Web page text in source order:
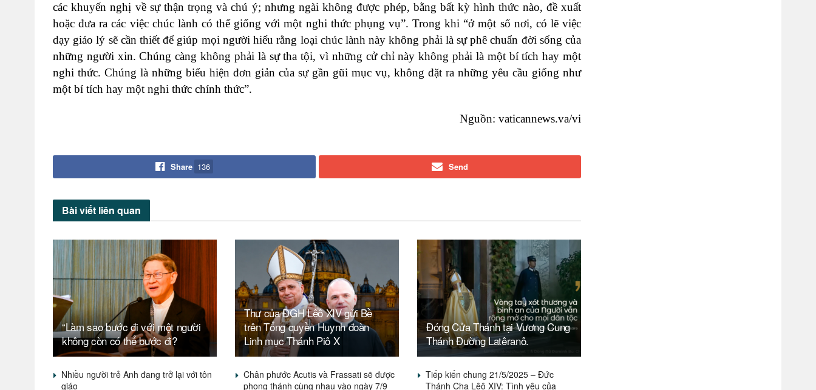
các khuyến nghị về sự thận trọng và chú ý; nhưng ngài không được phép, bằng bất kỳ hình thức nào, đề xuất
hoặc đưa ra các việc chúc lành có thể giống với một nghi thức phụng vụ”. Trong khi “ở một số nơi, có lẽ việc
dạy giáo lý sẽ cần thiết để giúp mọi người hiểu rằng loại chúc lành này không phải là sự phê chuẩn đời sống của
những người xin. Chúng càng không phải là sự tha tội, vì những cử chỉ này không phải là một bí tích hay một
nghi thức. Chúng là những biểu hiện đơn giản của sự gần gũi mục vụ, không đặt ra những yêu cầu giống như
một bí tích hay một nghi thức chính thức”.
Nguồn: vaticannews.va/vi
Share 136 Send
Bài viết liên quan
“Làm sao bước đi với một người
không còn có thể bước đi?
Thư của ĐGH Lêô XIV gửi Bề
trên Tổng quyền Huynh đoàn
Linh mục Thánh Piô X
Đóng Cửa Thánh tại Vương Cung
Thánh Đường Latêranô.
Nhiều người trẻ Anh đang trở lại với tôn
giáo
Chân phước Acutis và Frassati sẽ được
phong thánh cùng nhau vào ngày 7/9
Tiếp kiến chung 21/5/2025 – Đức
Thánh Cha Lêô XIV: Tình yêu của